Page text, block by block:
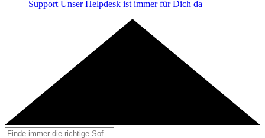
Support Unser Helpdesk ist immer für Dich da